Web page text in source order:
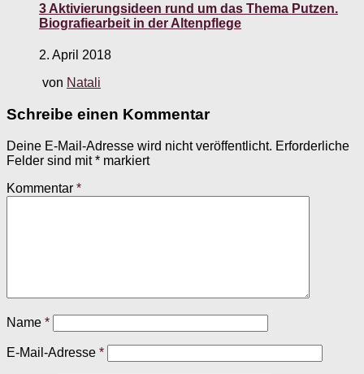
3 Aktivierungsideen rund um das Thema Putzen.
Biografiearbeit in der Altenpflege
2. April 2018
von Natali
Schreibe einen Kommentar
Deine E-Mail-Adresse wird nicht veröffentlicht. Erforderliche
Felder sind mit* markiert
Kommentar *
Name *
E-Mail-Adresse *